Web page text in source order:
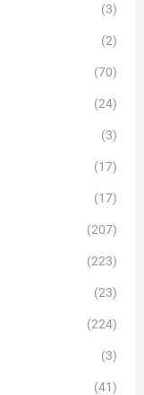
(3)
(2)
(70)
(24)
(3)
(17)
(17)
(207)
(223)
(23)
(224)
(3)
(41)